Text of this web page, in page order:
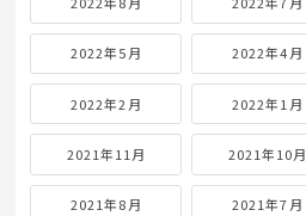
2022年5月 2022年4月
2022年2月 2022年1月
2021年11月 2021年10月
2021年8月 2021年7月